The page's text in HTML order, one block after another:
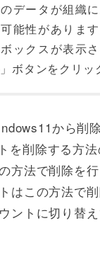
データが組織
能性がありま
ックスが表示
ボタンをクリッ
から削
を削除する方法
法で削除を行
はこの方法で
ントに切り替